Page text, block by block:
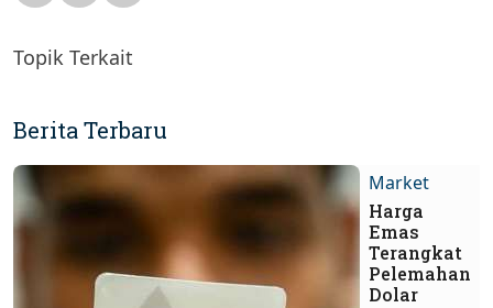
Topik Terkait
Berita Terbaru
Market
Harga
Emas
Terangkat
Pelemahan
Dolar